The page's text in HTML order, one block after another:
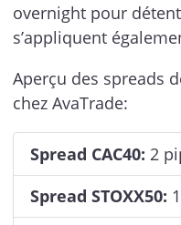
overnight pour
s’appliquent
Aperçu des spreads
chez AvaTrade:
Spread CAC40: 2
Spread STOXX50: